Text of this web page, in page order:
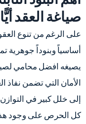
صياغة العقد
على الرغم من تنوع
أساسياً وبنوداً جوهرية
يصيغه افضل محامي
الأمان التي تضمن نفاذ
إلى خلل كبير في
كل الحرص على وجود هذه